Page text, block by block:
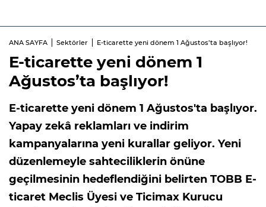
ANA SAYFA Sektörler E-ticarette yeni dönem 1 Ağustos’ta başlıyor!
E-ticarette yeni dönem 1
Ağustos’ta başlıyor!
E-ticarette yeni dönem 1 Ağustos'ta başlıyor.
Yapay zekâ reklamları ve indirim
kampanyalarına yeni kurallar geliyor. Yeni
düzenlemeyle sahteciliklerin önüne
geçilmesinin hedeflendiğini belirten TOBB E-
ticaret Meclis Üyesi ve Ticimax Kurucu